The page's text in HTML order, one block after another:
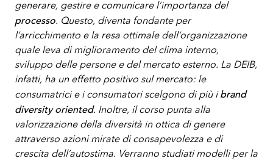
generare, gestire e comunicare l’importanza del
processo. Questo, diventa fondante per
l’arricchimento e la resa ottimale dell’organizzazione
quale leva di miglioramento del clima interno,
sviluppo delle persone e del mercato esterno. La DEIB,
infatti, ha un effetto positivo sul mercato: le
consumatrici e i consumatori scelgono di più i brand
diversity oriented. Inoltre, il corso punta alla
valorizzazione della diversità in ottica di genere
attraverso azioni mirate di consapevolezza e di
crescita dell’autostima. Verranno studiati modelli per la